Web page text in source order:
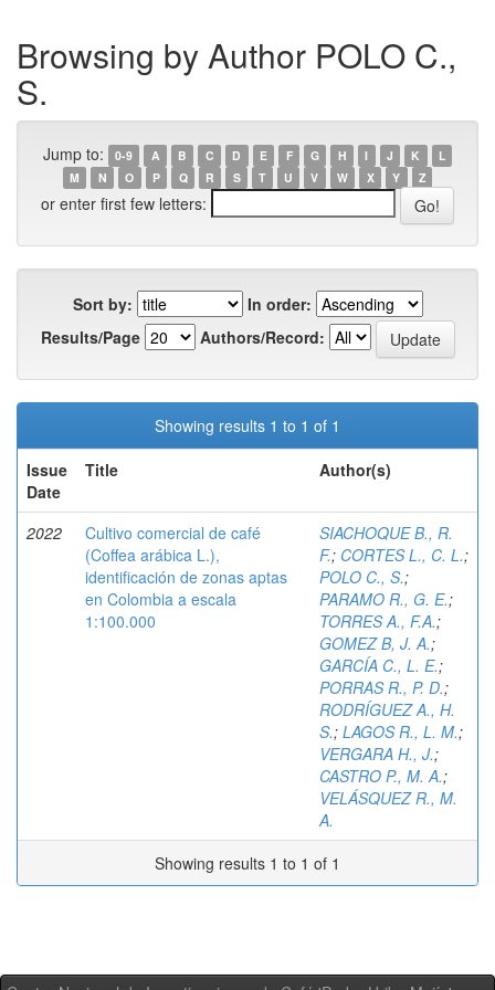
Browsing by Author POLO C.,
S.
Jump to: 0-9 A B C D E F G H I J K
L
M
N O P Q R S T U V W X Y Z
or enter first few letters:
Sort by:
In order:
Results/Page
Authors/Record:
Showing results 1 to 1 of 1
Issue
Date
Title Author(s)
2022
Cultivo comercial de café
(Coffea arábica L.),
identificación de zonas aptas
en Colombia a escala
1:100.000
SIACHOQUE B., R.
F.; CORTES L., C. L.;
POLO C., S.;
PARAMO R., G. E.;
TORRES A., F.A.;
GOMEZ B, J. A.;
GARCÍA C., L. E.;
PORRAS R., P. D.;
RODRÍGUEZ A., H.
S.; LAGOS R., L. M.;
VERGARA H., J.;
CASTRO P., M. A.;
VELÁSQUEZ R., M.
A.
Showing results 1 to 1 of 1